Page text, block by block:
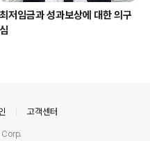
최저임금과 성과보상에 대한 의구
심
고객센터